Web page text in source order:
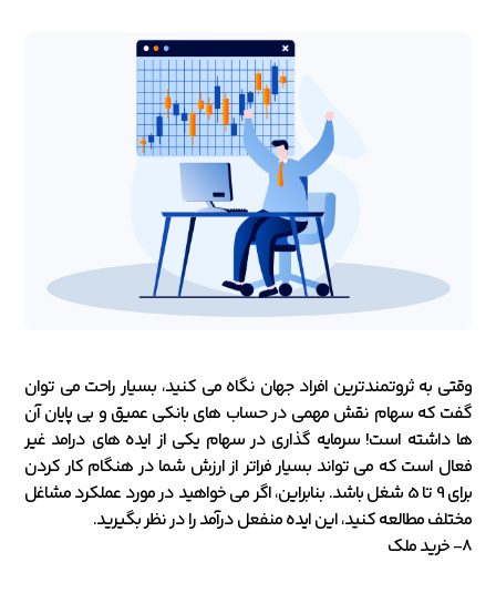
وقتی به ثروتمندترین افراد جهان نگاه می کنید، بسیار راحت می توان
گفت که سهام نقش مهمی در حساب های بانکی عمیق و بی پایان آن
ها داشته است! سرمایه گذاری در سهام یکی از ایده های درامد غیر
فعال است که می تواند بسیار فراتر از ارزش شما در هنگام کار کردن
برای 9 تا 5 شغل باشد. بنابراین، اگر می خواهید در مورد عملکرد مشاغل
مختلف مطالعه کنید، این ایده منفعل درآمد را در نظر بگیرید.
8- خرید ملک